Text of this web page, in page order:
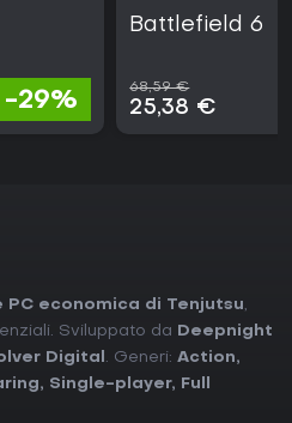
-29%
Battlefield 6
68,59 €
25,38 €
PC economica di Tenjutsu,
Sviluppato da
Deepnight
Digital . Generi: Action,
, Single-player,
Full